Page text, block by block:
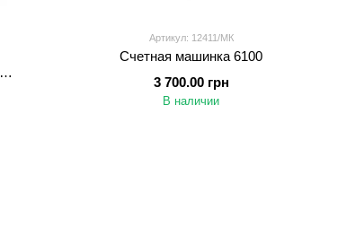
Артикул: 12411/МК
Счетная машинка 6100
3 700.00 грн
В наличии